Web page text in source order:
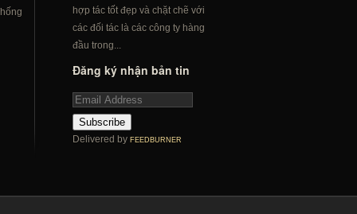
hợp tác tốt đẹp và chặt chẽ với
các đối tác là các công ty hàng
đầu trong...
Đăng ký nhận bản tin
Subscribe
Delivered by FEEDBURNER